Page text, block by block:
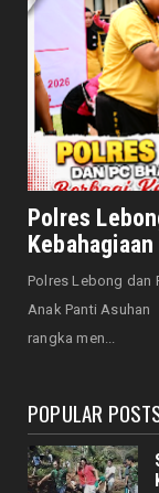
Honda
Prabowo
Polres
Polres Lebong dan
Anak Panti
rangka men...
POPULAR